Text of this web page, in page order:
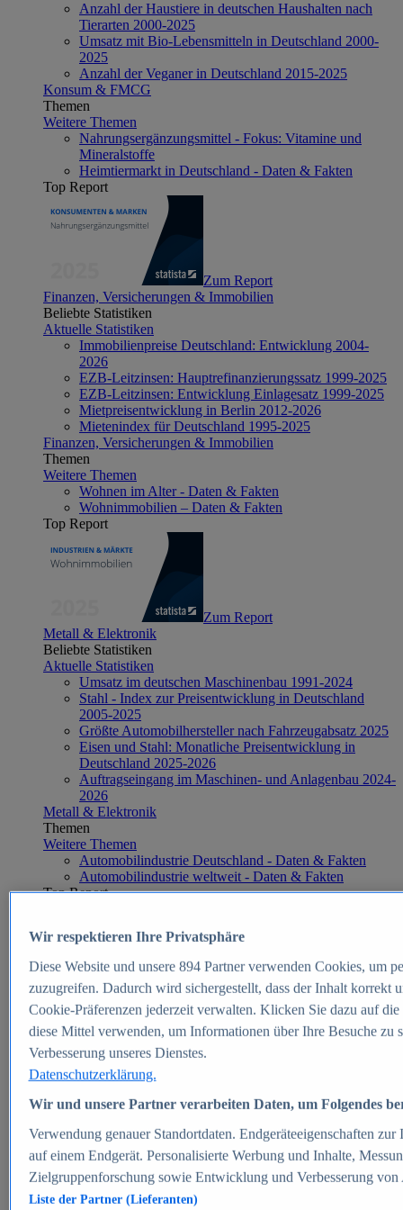
Anzahl der Haustiere in deutschen Haushalten nach
Tierarten 2000-2025
Umsatz mit Bio-Lebensmitteln in Deutschland 2000-
2025
Anzahl der Veganer in Deutschland 2015-2025
Konsum & FMCG
Themen
Weitere Themen
Nahrungsergänzungsmittel - Fokus: Vitamine und
Mineralstoffe
Heimtiermarkt in Deutschland - Daten & Fakten
Top Report
Zum Report
Finanzen, Versicherungen & Immobilien
Beliebte Statistiken
Aktuelle Statistiken
Immobilienpreise Deutschland: Entwicklung 2004-
2026
EZB-Leitzinsen: Hauptrefinanzierungssatz 1999-2025
EZB-Leitzinsen: Entwicklung Einlagesatz 1999-2025
Mietpreisentwicklung in Berlin 2012-2026
Mietenindex für Deutschland 1995-2025
Finanzen, Versicherungen & Immobilien
Themen
Weitere Themen
Wohnen im Alter - Daten & Fakten
Wohnimmobilien – Daten & Fakten
Top Report
Zum Report
Metall & Elektronik
Beliebte Statistiken
Aktuelle Statistiken
Umsatz im deutschen Maschinenbau 1991-2024
Stahl - Index zur Preisentwicklung in Deutschland
2005-2025
Größte Automobilhersteller nach Fahrzeugabsatz 2025
Eisen und Stahl: Monatliche Preisentwicklung in
Deutschland 2025-2026
Auftragseingang im Maschinen- und Anlagenbau 2024-
2026
Metall & Elektronik
Themen
Weitere Themen
Automobilindustrie Deutschland - Daten & Fakten
Automobilindustrie weltweit - Daten & Fakten
Top Report
Zum Report
E-commerce
Beliebte Statistiken
Aktuelle Statistiken
E-Commerce - Entwicklung des Umsatzes in
Deutschland 1999-2025
Umsatz von Amazon in Deutschland und weltweit
2010-2025
B2C-E-Commerce: Top-50 Online Shops in
Deutschland 2024
Marktanteile von Online-Zahlungsverfahren in
Deutschland 2024
Umsatzstarke Warengruppen im Online-Handel in
Deutschland 2023-2025
Wir respektieren Ihre Privatsphäre
Diese Website und unsere 894Partner verwenden Cookies, um
zuzugreifen. Dadurch wird sichergestellt, dass der Inhalt korrekt
Cookie-Präferenzen jederzeit verwalten. Klicken Sie dazu auf
diese Mittel verwenden, um Informationen über Ihre Besuche
Verbesserung unseres Dienstes.
Datenschutzerklärung.
Wir und unsere Partner verarbeiten Daten, um Folgendes
Verwendung genauer Standortdaten. Endgeräteeigenschaften
auf einem Endgerät. Personalisierte Werbung und Inhalte,
Zielgruppenforschung sowie Entwicklung und Verbesserung von
Liste der Partner (Lieferanten)